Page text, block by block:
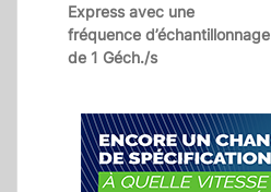
Express avec une
fréquence d’échantillonnage
de 1 Géch./s